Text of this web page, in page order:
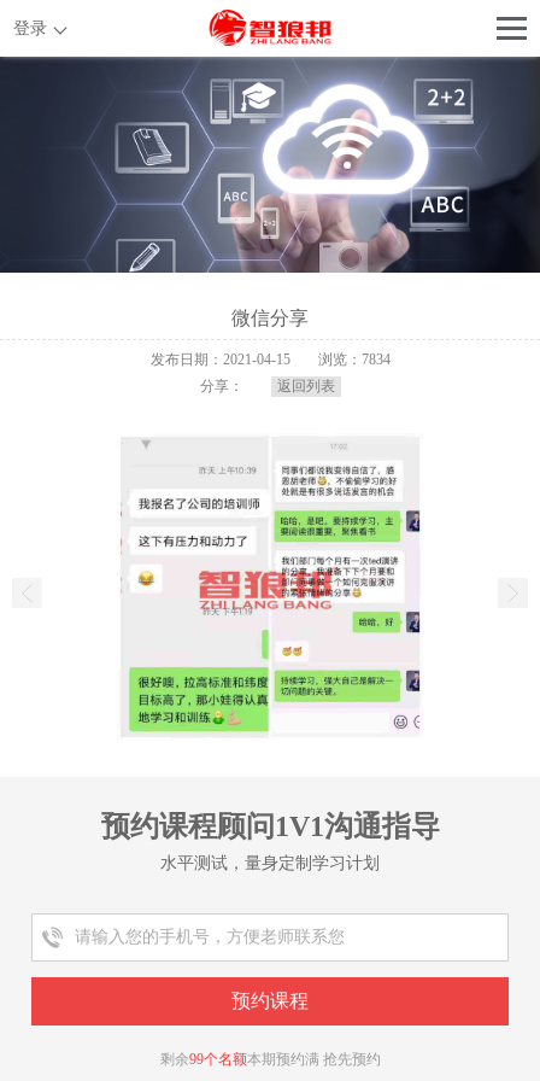
登录
微信分享
发布日期：2021-04-15
浏览：7834
分享：
返回列表
预约课程顾问1V1沟通指导
水平测试，量身定制学习计划
剩余99个名额本期预约满 抢先预约